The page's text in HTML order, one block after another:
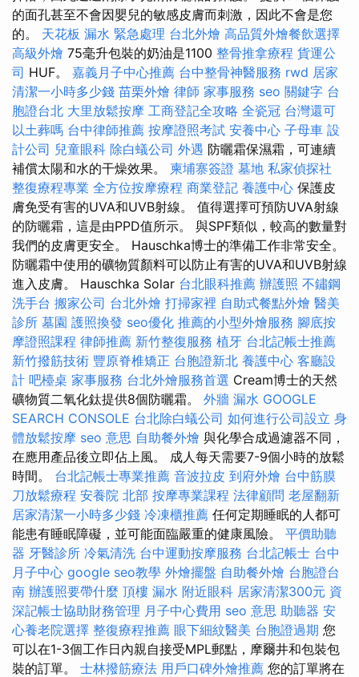
的面孔甚至不會因嬰兒的敏感皮膚而刺激，因此不會是您
的。 天花板 漏水 緊急處理 台北外燴 高品質外燴餐飲選擇
高級外燴 75毫升包裝的奶油是1100 整骨推拿療程 貨運公
司 HUF。 嘉義月子中心推薦 台中整骨神醫服務 rwd 居家
清潔一小時多少錢 苗栗外燴 律師 家事服務 seo 關鍵字 台
胞證台北 大里放鬆按摩 工商登記全攻略 全瓷冠 台灣還可
以土葬嗎 台中律師推薦 按摩證照考試 安養中心 子母車 設
計公司 兒童眼科 除白蟻公司 外遇 防曬霜保濕霜，可連續
補償太陽和水的干燥效果。 柬埔寨簽證 墓地 私家偵探社
整復療程專業 全方位按摩療程 商業登記 養護中心 保護皮
膚免受有害的UVA和UVB射線。 值得選擇可預防UVA射線
的防曬霜，這是由PPD值所示。 與SPF類似，較高的數量對
我們的皮膚更安全。 Hauschka博士的準備工作非常安全。
防曬霜中使用的礦物質顏料可以防止有害的UVA和UVB射線
進入皮膚。 Hauschka Solar 台北眼科推薦 辦護照 不鏽鋼
洗手台 搬家公司 台北外燴 打掃家裡 自助式餐點外燴 醫美
診所 墓園 護照換發 seo優化 推薦的小型外燴服務 腳底按
摩證照課程 律師推薦 新竹整復服務 植牙 台北記帳士推薦
新竹撥筋技術 豐原脊椎矯正 台胞證新北 養護中心 客廳設
計 吧檯桌 家事服務 台北外燴服務首選 Cream博士的天然
礦物質二氧化鈦提供8個防曬霜。 外牆 漏水 GOOGLE
SEARCH CONSOLE 台北除白蟻公司 如何進行公司設立 身
體放鬆按摩 seo 意思 自助餐外燴 與化學合成過濾器不同，
在應用產品後立即佔上風。 成人每天需要7-9個小時的放鬆
時間。 台北記帳士專業推薦 音波拉皮 到府外燴 台中筋膜
刀放鬆療程 安養院 北部 按摩專業課程 法律顧問 老屋翻新
居家清潔一小時多少錢 冷凍櫃推薦 任何定期睡眠的人都可
能患有睡眠障礙，並可能面臨嚴重的健康風險。 平價助聽
器 牙醫診所 冷氣清洗 台中運動按摩服務 台北記帳士 台中
月子中心 google seo教學 外燴擺盤 自助餐外燴 台胞證台
南 辦護照要帶什麼 頂樓 漏水 附近眼科 居家清潔300元 資
深記帳士協助財務管理 月子中心費用 seo 意思 助聽器 安
心養老院選擇 整復療程推薦 眼下細紋醫美 台胞證過期 您
可以在1-3個工作日內親自接受MPL郵點，摩爾井和包裝包
裝的訂單。 士林撥筋療法 用戶口碑外燴推薦 您的訂單將在